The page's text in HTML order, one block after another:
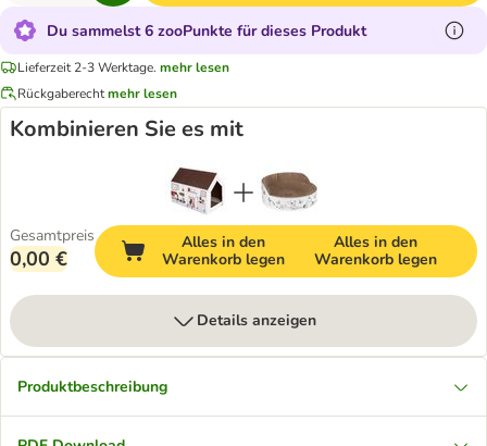
Du sammelst 6 zooPunkte für dieses Produkt
Lieferzeit 2-3 Werktage. mehr lesen
Rückgaberechtmehr lesen
Kombinieren Sie es mit
Gesamtpreis
0,00 €
Alles in den
Warenkorb legen
Alles in den
Warenkorb legen
Details anzeigen
Produktbeschreibung